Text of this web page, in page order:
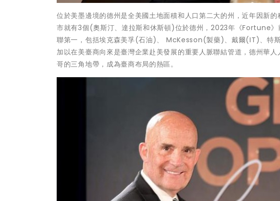
位於美墨邊境的德州是全美國土地面積和人口第二大的州，近年因新
市就有3個(奧斯汀、達拉斯和休斯頓)位於德州，2023年《Fortune
聯第一，包括埃克森美孚(石油)、 McKesson(製藥)、戴爾(IT)、特
加以在美臺商向來是臺灣企業赴美發展的重要人脈聯結管道，德州華
哥的三角地帶，成為臺商布局的熱區。